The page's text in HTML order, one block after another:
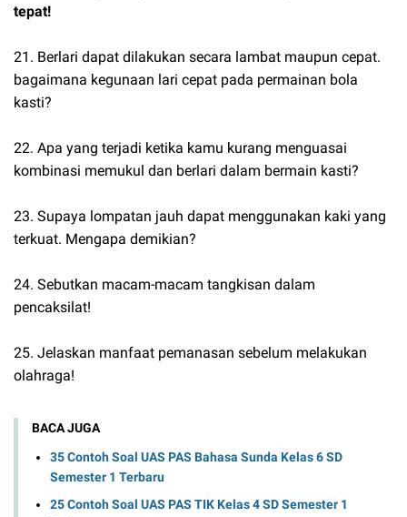
tepat!
21. Berlari dapat dilakukan secara lambat maupun cepat.
bagaimana kegunaan lari cepat pada permainan bola
kasti?
22. Apa yang terjadi ketika kamu kurang menguasai
kombinasi memukul dan berlari dalam bermain kasti?
23. Supaya lompatan jauh dapat menggunakan kaki yang
terkuat. Mengapa demikian?
24. Sebutkan macam-macam tangkisan dalam
pencaksilat!
25. Jelaskan manfaat pemanasan sebelum melakukan
olahraga!
BACA JUGA
35 Contoh Soal UAS PAS Bahasa Sunda Kelas 6 SD
Semester 1 Terbaru
25 Contoh Soal UAS PAS TIK Kelas 4 SD Semester 1